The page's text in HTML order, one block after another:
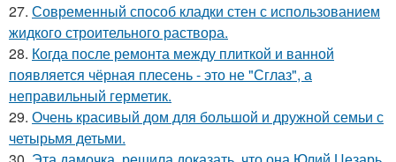
27. Современный способ кладки стен с использованием
жидкого строительного раствора.
28. Когда после ремонта между плиткой и ванной
появляется чёрная плесень - это не "Сглаз", а
неправильный герметик.
29. Очень красивый дом для большой и дружной семьи с
четырьмя детьми.